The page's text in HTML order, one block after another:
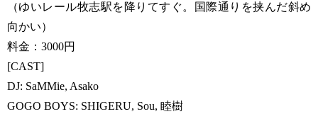
（ゆいレール牧志駅を降りてすぐ。国際通りを挟んだ斜め
向かい）
料金：3000円
[CAST]
DJ: SaMMie, Asako
GOGO BOYS: SHIGERU, Sou, 睦樹